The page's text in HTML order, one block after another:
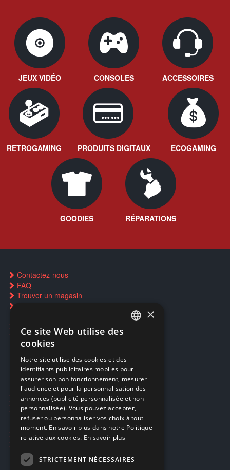
JEUX VIDÉO CONSOLES ACCESSOIRES
RETROGAMING PRODUITS DIGITAUX ECOGAMING
GOODIES RÉPARATIONS
Contactez-nous
FAQ
Trouver un magasin
Restauration CD griffés
Réparations & SAV
Smartpoints
Ecogaming
Expédition & retours
Confidentialité
Conditions générales
EA Sport UFC 6
Call of Duty: Modern Warfare 4
Rachat et revente de jeux en cash
ENGLISH
×
Ce site Web utilise des
cookies
Notre site utilise des cookies et des
identifiants publicitaires mobiles pour
assurer son bon fonctionnement, mesurer
l'audience et pour la personnalisation des
annonces (publicité personnalisée et non
personnalisée). Vous pouvez accepter,
refuser ou personnaliser vos choix à tout
moment. En savoir plus dans notre Politique
relative aux cookies. En savoir plus
STRICTEMENT NÉCESSAIRES